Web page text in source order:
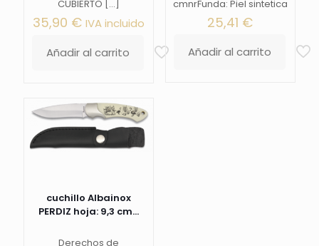
CUBIERTO […]
35,90 € IVA incluido
Añadir al carrito
cmnrFunda: Piel sintetica
25,41 €
Añadir al carrito
cuchillo Albainox
PERDIZ hoja: 9,3 cm...
Derechos de